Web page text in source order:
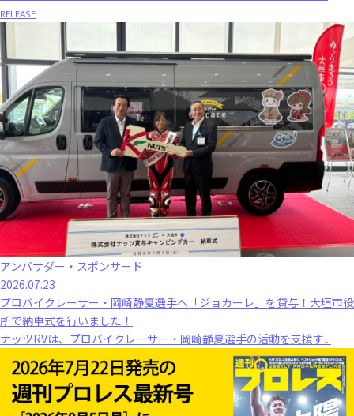
RELEASE
アンバサダー・スポンサード
2026.07.23
プロバイクレーサー・岡崎静夏選手へ「ジョカーレ」を貸与！大垣市役
所で納車式を行いました！
ナッツRVは、プロバイクレーサー・岡崎静夏選手の活動を支援す...